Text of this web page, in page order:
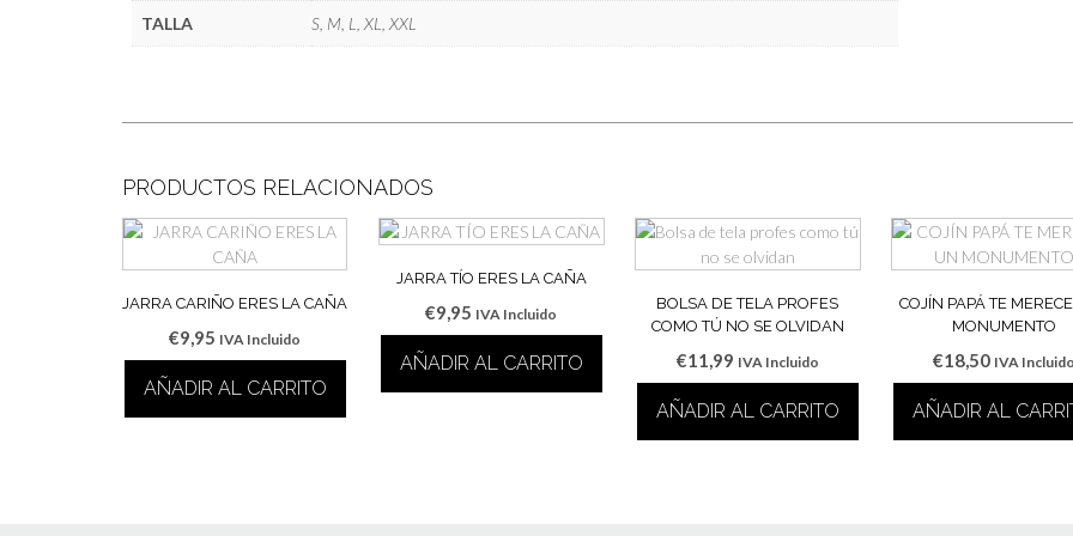
TALLA S, M, L, XL, XXL
PRODUCTOS RELACIONADOS
JARRA CARIÑO ERES LA CAÑA
€9,95 IVA Incluido
AÑADIR AL CARRITO
JARRA TÍO ERES LA CAÑA
€9,95 IVA Incluido
AÑADIR AL CARRITO
BOLSA DE TELA PROFES
COMO TÚ NO SE OLVIDAN
€11,99 IVA Incluido
AÑADIR AL CARRITO
COJÍN PAPÁ TE
MONUMENTO
€18,50 IVA Incluido
AÑADIR AL